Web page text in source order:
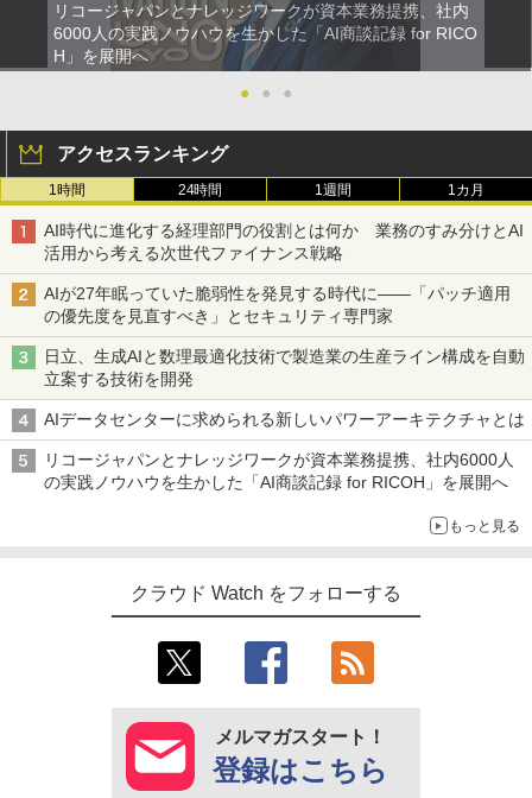
リコージャパンとナレッジワークが資本業務提携、社内
6000人の実践ノウハウを生かした「AI商談記録 for RICO
H」を展開へ
●
● ●
アクセスランキング
1時間 24時間 1週間 1カ月
AI時代に進化する経理部門の役割とは何か 業務のすみ分けとAI
活用から考える次世代ファイナンス戦略
AIが27年眠っていた脆弱性を発見する時代に――「パッチ適用
の優先度を見直すべき」とセキュリティ専門家
日立、生成AIと数理最適化技術で製造業の生産ライン構成を自動
立案する技術を開発
AIデータセンターに求められる新しいパワーアーキテクチャとは
リコージャパンとナレッジワークが資本業務提携、社内6000人
の実践ノウハウを生かした「AI商談記録 for RICOH」を展開へ
もっと見る
クラウド Watch をフォローする
メルマガスタート！
登録はこちら